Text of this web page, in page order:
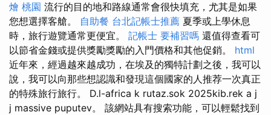
燴 桃園 流行的目的地和路線通常會很快填充，尤其是如果
您想選擇客艙。 自助餐 台北記帳士推薦 夏季或上學休息
時，旅行遊覽通常更便宜。 記帳士 要補習嗎 還值得查看可
以節省金錢或提供獎勵獎勵的入門價格和其他促銷。 html
近年來，經過越來越成功，在埃及的獨特計劃之後，我可以
說，我可以向那些想認識和發現這個國家的人推荐一次真正
的特殊旅行旅行。 D.l-africa k rutaz.sok 2025kib.rek a j
j massive puputev。 該網站具有搜索功能，可以輕鬆找到